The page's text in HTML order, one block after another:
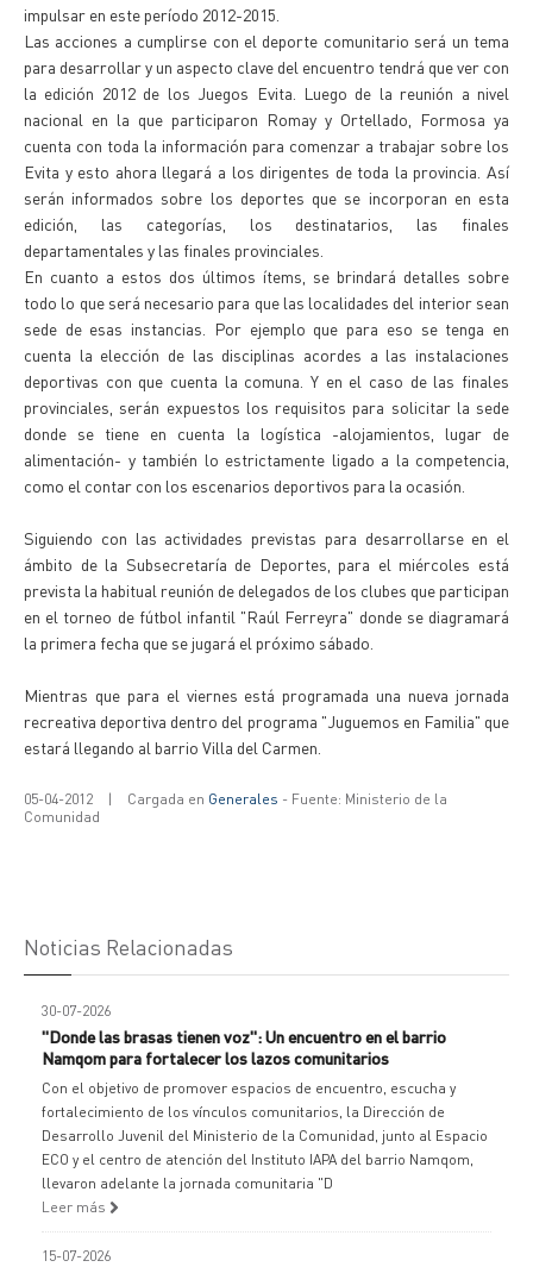
impulsar en este período 2012-2015.
Las acciones a cumplirse con el deporte comunitario será un tema
para desarrollar y un aspecto clave del encuentro tendrá que ver con
la edición 2012 de los Juegos Evita. Luego de la reunión a nivel
nacional en la que participaron Romay y Ortellado, Formosa ya
cuenta con toda la información para comenzar a trabajar sobre los
Evita y esto ahora llegará a los dirigentes de toda la provincia. Así
serán informados sobre los deportes que se incorporan en esta
edición, las categorías, los destinatarios, las finales
departamentales y las finales provinciales.
En cuanto a estos dos últimos ítems, se brindará detalles sobre
todo lo que será necesario para que las localidades del interior sean
sede de esas instancias. Por ejemplo que para eso se tenga en
cuenta la elección de las disciplinas acordes a las instalaciones
deportivas con que cuenta la comuna. Y en el caso de las finales
provinciales, serán expuestos los requisitos para solicitar la sede
donde se tiene en cuenta la logística -alojamientos, lugar de
alimentación- y también lo estrictamente ligado a la competencia,
como el contar con los escenarios deportivos para la ocasión.
Siguiendo con las actividades previstas para desarrollarse en el
ámbito de la Subsecretaría de Deportes, para el miércoles está
prevista la habitual reunión de delegados de los clubes que participan
en el torneo de fútbol infantil "Raúl Ferreyra" donde se diagramará
la primera fecha que se jugará el próximo sábado.
Mientras que para el viernes está programada una nueva jornada
recreativa deportiva dentro del programa "Juguemos en Familia" que
estará llegando al barrio Villa del Carmen.
05-04-2012 | Cargada en Generales - Fuente: Ministerio de la
Comunidad
Noticias Relacionadas
30-07-2026
"Donde las brasas tienen voz": Un encuentro en el barrio
Namqom para fortalecer los lazos comunitarios
Con el objetivo de promover espacios de encuentro, escucha y
fortalecimiento de los vínculos comunitarios, la Dirección de
Desarrollo Juvenil del Ministerio de la Comunidad, junto al Espacio
ECO y el centro de atención del Instituto IAPA del barrio Namqom,
llevaron adelante la jornada comunitaria "D
Leer más
15-07-2026